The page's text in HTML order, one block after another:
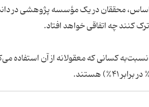
اساس، محققان در یک مؤسسه پژوهشی در
کسانی که معقولانه از آن استفاده